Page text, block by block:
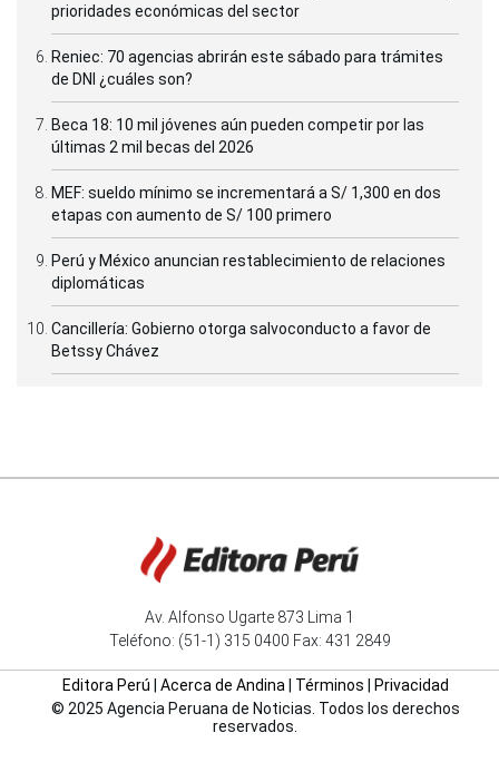
prioridades económicas del sector
Reniec: 70 agencias abrirán este sábado para trámites
de DNI ¿cuáles son?
Beca 18: 10 mil jóvenes aún pueden competir por las
últimas 2 mil becas del 2026
MEF: sueldo mínimo se incrementará a S/ 1,300 en dos
etapas con aumento de S/ 100 primero
Perú y México anuncian restablecimiento de relaciones
diplomáticas
Cancillería: Gobierno otorga salvoconducto a favor de
Betssy Chávez
Av. Alfonso Ugarte 873 Lima 1
Teléfono: (51-1) 315 0400 Fax: 431 2849
Editora Perú Acerca de Andina Términos
Privacidad
© 2025 Agencia Peruana de Noticias. Todos los derechos
reservados.